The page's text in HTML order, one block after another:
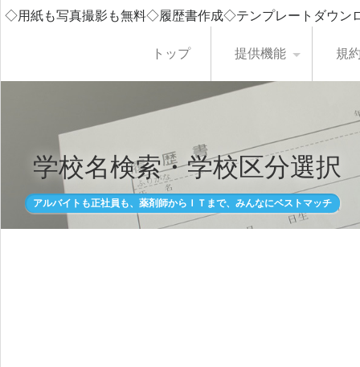
◇用紙も写真撮影も無料◇履歴書作成◇テンプレートダウ
トップ 提供機能 規
学校名検索・学校区分選択
アルバイトも正社員も、薬剤師からＩＴまで、みんなにベストマッチ